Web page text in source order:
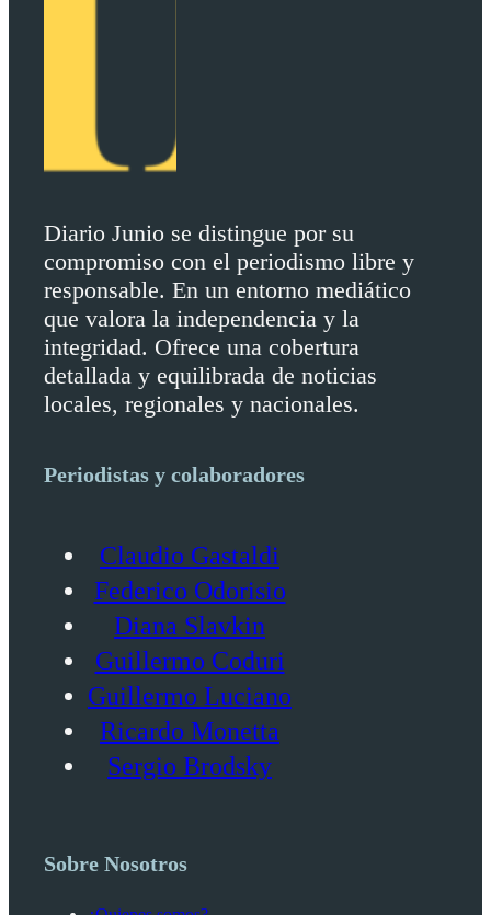
Diario Junio se distingue por su
compromiso con el periodismo libre y
responsable. En un entorno mediático
que valora la independencia y la
integridad. Ofrece una cobertura
detallada y equilibrada de noticias
locales, regionales y nacionales.
Periodistas y colaboradores
Claudio Gastaldi
Federico Odorisio
Diana Slavkin
Guillermo Coduri
Guillermo Luciano
Ricardo Monetta
Sergio Brodsky
Sobre Nosotros